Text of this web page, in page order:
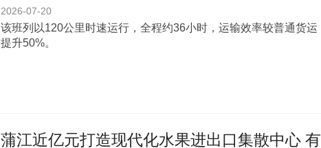
2026-07-20
该班列以120公里时速运行，全程约36小时，运输效率较普通货运
提升50%。
蒲江近亿元打造现代化水果进出口集散中心 有